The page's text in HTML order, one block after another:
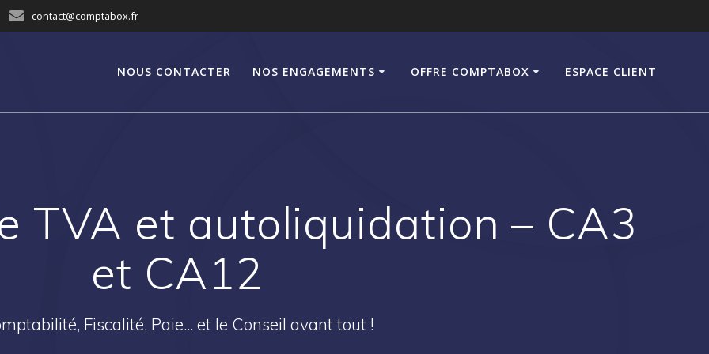
contact@comptabox.fr
NOUS CONTACTER NOS ENGAGEMENTS OFFRE COMPTABOX ESPACE CLIENT
TVA et autoliquidation – CA3
et CA12
Fiscalité, Paie... et le Conseil avant tout !